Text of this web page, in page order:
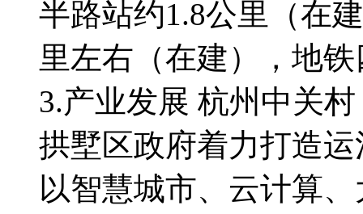
半路站约1.8公里（在
里左右（在建），地
3.产业发展 杭州中关村
拱墅区政府着力打造
以智慧城市、云计算